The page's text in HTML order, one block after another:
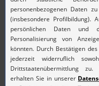
Du erlernst anhand
des Leitfadens zur
Auditierung von
Managementsystemen
(ISO 19011) wie du
Audits von
Managementsystemen